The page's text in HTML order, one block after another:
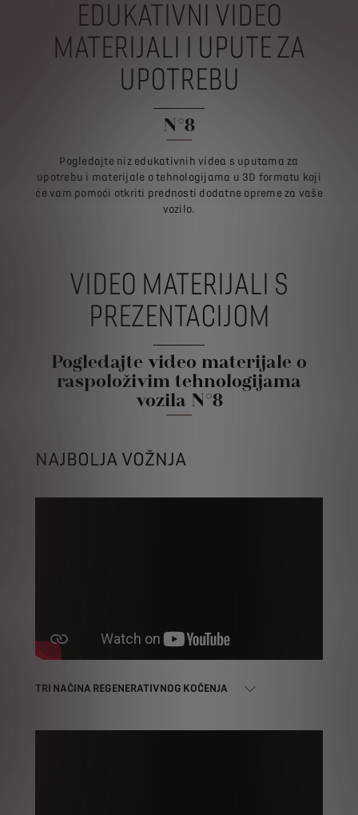
EDUKATIVNI VIDEO
MATERIJALI I UPUTE ZA
UPOTREBU
N°8
Pogledajte niz edukativnih videa s uputama za
upotrebu i materijale o tehnologijama u 3D formatu koji
će vam pomoći otkriti prednosti dodatne opreme za vaše
vozilo.
VIDEO MATERIJALI S
PREZENTACIJOM
Pogledajte video materijale o
raspoloživim tehnologijama
vozila N°8
NAJBOLJA VOŽNJA
TRI NAČINA REGENERATIVNOG KOČENJA